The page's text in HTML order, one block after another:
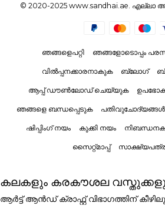
© 2020-2025 www.sandhai.ae. എല്ലാ
ഞങ്ങളെപറ്റി ഞങ്ങളോടൊപ്പം
വിൽപ്പനക്കാരനാകുക ബ്ലോഗ്
ആപ്പ് ഡൗൺലോഡ് ചെയ്യുക
ഞങ്ങളെ ബന്ധപ്പെടുക പതിവുചോദ്യങ്ങൾ
ഷിപ്പിംഗ് നയം കുക്കി നയം
സൈറ്റ്മാപ്പ്
കലകളും കരകൗശല
ആർട്ട് ആൻഡ് ക്രാഫ്റ്റ് വിഭാഗത്തിന്